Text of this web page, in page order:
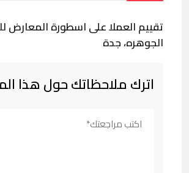
تقييم العملا على اسطورة المعارض
الجوهره، جدة
اترك ملاحظاتك حول هذا